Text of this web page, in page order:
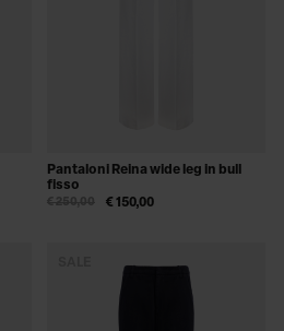
Pantaloni Reina wide leg in bull
fisso
€ 150,00
€ 250,00